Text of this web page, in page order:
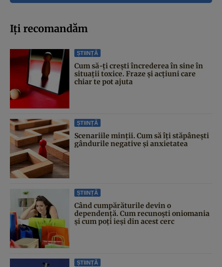
Iți recomandăm
ȘTIINȚĂ
Cum să-ți crești încrederea în sine în
situații toxice. Fraze și acțiuni care
chiar te pot ajuta
ȘTIINȚĂ
Scenariile minții. Cum să îți stăpânești
gândurile negative și anxietatea
ȘTIINȚĂ
Când cumpărăturile devin o
dependență. Cum recunoști oniomania
și cum poți ieși din acest cerc
ȘTIINȚĂ